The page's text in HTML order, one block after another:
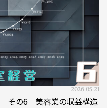
2026.05.21
その6｜美容業の収益構造